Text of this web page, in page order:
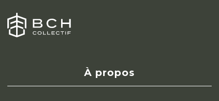
À propos